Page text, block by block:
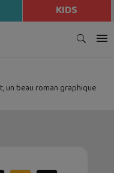
KIDS
un beau roman graphique